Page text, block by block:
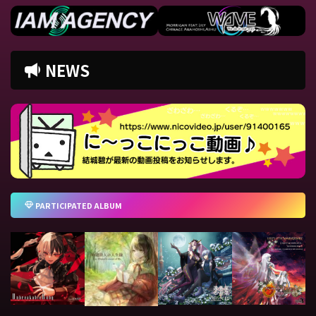
NEWS
PARTICIPATED ALBUM